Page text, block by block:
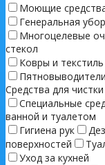
Моющие
Генеральная
Многоцелевые
стекол
Ковры и текстиль
Пятновыводители
Средства для
Специальные
ванной и туалетом
Гигиена рук
поверхностей
Уход за кухней